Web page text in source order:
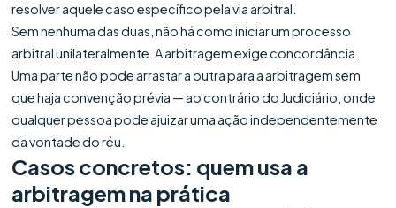
resolver aquele caso específico pela via arbitral.
Sem nenhuma das duas, não há como iniciar um processo
arbitral unilateralmente. A arbitragem exige concordância.
Uma parte não pode arrastar a outra para a arbitragem sem
que haja convenção prévia — ao contrário do Judiciário, onde
qualquer pessoa pode ajuizar uma ação independentemente
da vontade do réu.
Casos concretos: quem usa a
arbitragem na prática